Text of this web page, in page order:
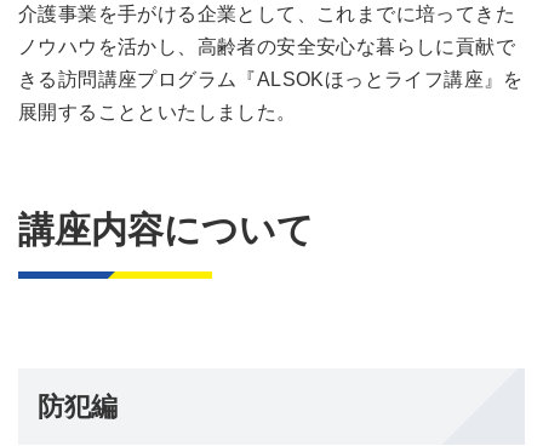
介護事業を手がける企業として、これまでに培ってきた
ノウハウを活かし、高齢者の安全安心な暮らしに貢献で
きる訪問講座プログラム『ALSOKほっとライフ講座』を
展開することといたしました。
講座内容について
防犯編